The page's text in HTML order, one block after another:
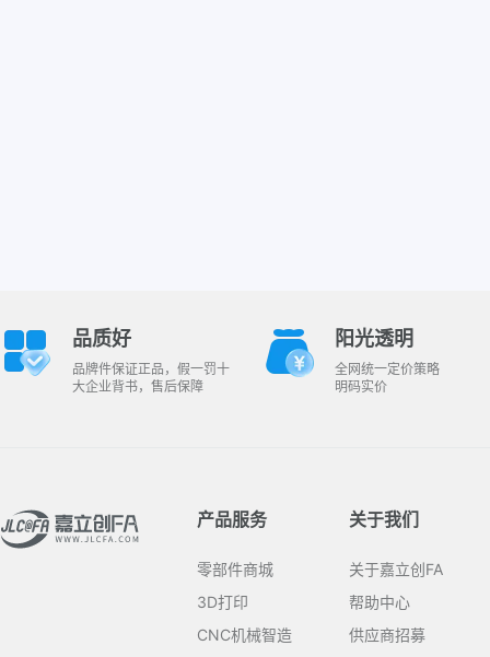
品质好
品牌件保证正品，假一罚十
大企业背书，售后保障
阳光透明
全网统一定价策略
明码实价
产品服务
零部件商城
3D打印
CNC机械智造
关于我们
关于嘉立创FA
帮助中心
供应商招募